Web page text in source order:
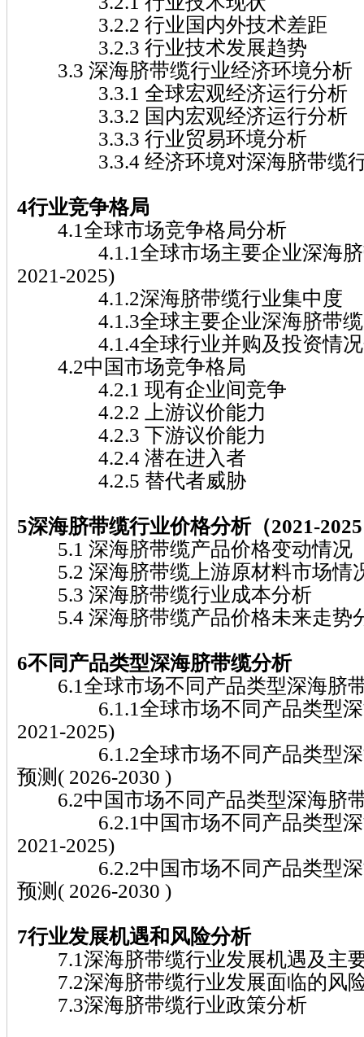
3.2.2 行业国内外技术差距
3.2.3 行业技术发展趋势
3.3 深海脐带缆行业经济环境分析
3.3.1 全球宏观经济运行分析
3.3.2 国内宏观经济运行分析
3.3.3 行业贸易环境分析
3.3.4 经济环境对深海脐带缆行
4行业竞争格局
4.1全球市场竞争格局分析
4.1.1全球市场主要企业深海脐
2021-2025)
4.1.2深海脐带缆行业集中度
4.1.3全球主要企业深海脐带缆
4.1.4全球行业并购及投资情况
4.2中国市场竞争格局
4.2.1 现有企业间竞争
4.2.2 上游议价能力
4.2.3 下游议价能力
4.2.4 潜在进入者
4.2.5 替代者威胁
5深海脐带缆行业价格分析（2021-
5.1 深海脐带缆产品价格变动情况
5.2 深海脐带缆上游原材料市场情
5.3 深海脐带缆行业成本分析
5.4 深海脐带缆产品价格未来走势
6不同产品类型深海脐带缆分析
6.1全球市场不同产品类型深海脐
6.1.1全球市场不同产品类型深
2021-2025)
6.1.2全球市场不同产品类型深
预测( 2026-2030 )
6.2中国市场不同产品类型深海脐
6.2.1中国市场不同产品类型深
2021-2025)
6.2.2中国市场不同产品类型深
预测( 2026-2030 )
7行业发展机遇和风险分析
7.1深海脐带缆行业发展机遇及主
7.2深海脐带缆行业发展面临的风
7.3深海脐带缆行业政策分析